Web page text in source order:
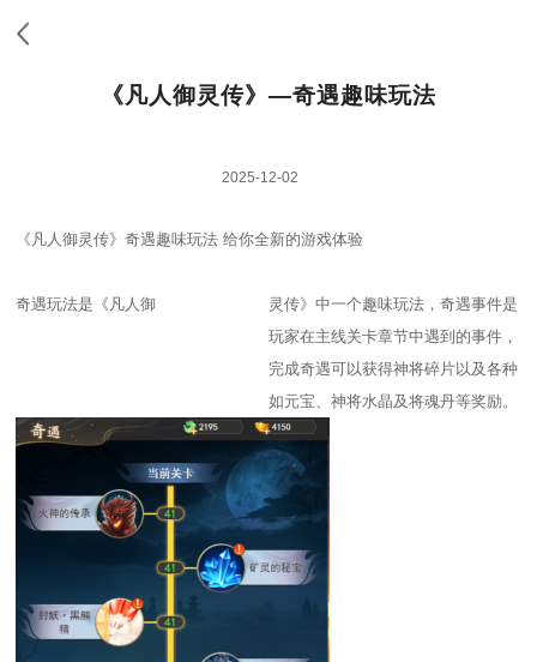
《凡人御灵传》—奇遇趣味玩法
2025-12-02
《凡人御灵传》奇遇趣味玩法 给你全新的游戏体验
奇遇玩法是《凡人御
灵传》中一个趣味玩法，奇遇事件是
玩家在主线关卡章节中遇到的事件，
完成奇遇可以获得神将碎片以及各种
如元宝、神将水晶及将魂丹等奖励。